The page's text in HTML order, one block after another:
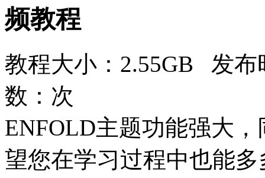
频教程
教程大小：2.55GB 发
数： 次
ENFOLD主题功能强大
望您在学习过程中也能